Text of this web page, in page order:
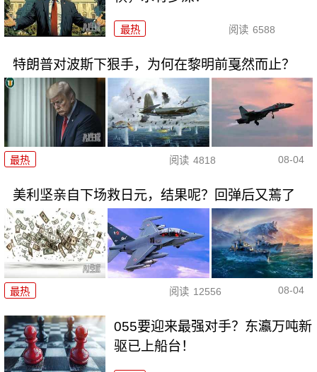
最热 阅读 6588
特朗普对波斯下狠手，为何在黎明前戛然而止？
最热 阅读 4818 08-04
美利坚亲自下场救日元，结果呢？回弹后又蔫了
最热 阅读 12556 08-04
055要迎来最强对手？东瀛万吨新
驱已上船台！